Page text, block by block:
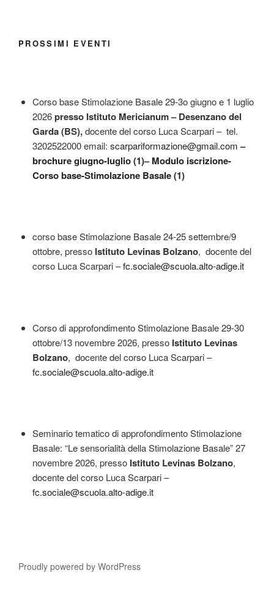
PROSSIMI EVENTI
Corso base Stimolazione Basale 29-3o giugno e 1 luglio
2026presso Istituto Mericianum – Desenzano del
Garda (BS),docente del corso Luca Scarpari – tel.
3202522000 email: scarpariformazione@gmail.com–
brochure giugno-luglio (1)–Modulo iscrizione-
Corso base-Stimolazione Basale (1)
corso base Stimolazione Basale 24-25 settembre/9
ottobre, presso Istituto Levinas Bolzano, docente del
corso Luca Scarpari –fc.sociale@scuola.alto-adige.it
Corso di approfondimento Stimolazione Basale 29-30
ottobre/13 novembre 2026, presso Istituto Levinas
Bolzano, docente del corso Luca Scarpari –
fc.sociale@scuola.alto-adige.it
Seminario tematico di approfondimento Stimolazione
Basale: “Le sensorialità della Stimolazione Basale” 27
novembre 2026, presso Istituto Levinas Bolzano,
docente del corso Luca Scarpari –
fc.sociale@scuola.alto-adige.it
Proudly powered by WordPress